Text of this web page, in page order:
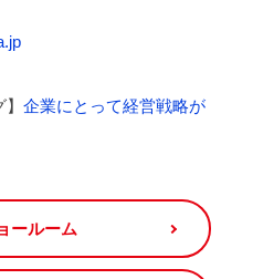
企業にとって経営戦略が
ールーム